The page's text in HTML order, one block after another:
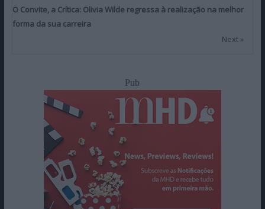
O Convite, a Crítica: Olivia Wilde regressa à realização na melhor
forma da sua carreira
Next »
Pub